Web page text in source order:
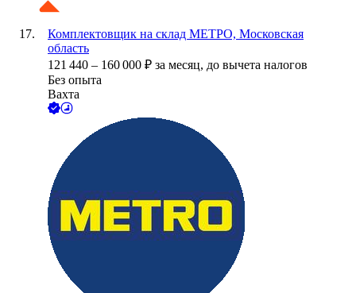
Комплектовщик на склад МЕТРО, Московская
область
121 440 – 160 000 ₽ за месяц, до вычета налогов
Без опыта
Вахта